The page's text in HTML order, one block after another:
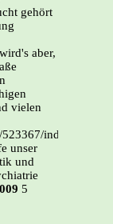
gehört
aber,
vielen
index.do?
unser
und
5